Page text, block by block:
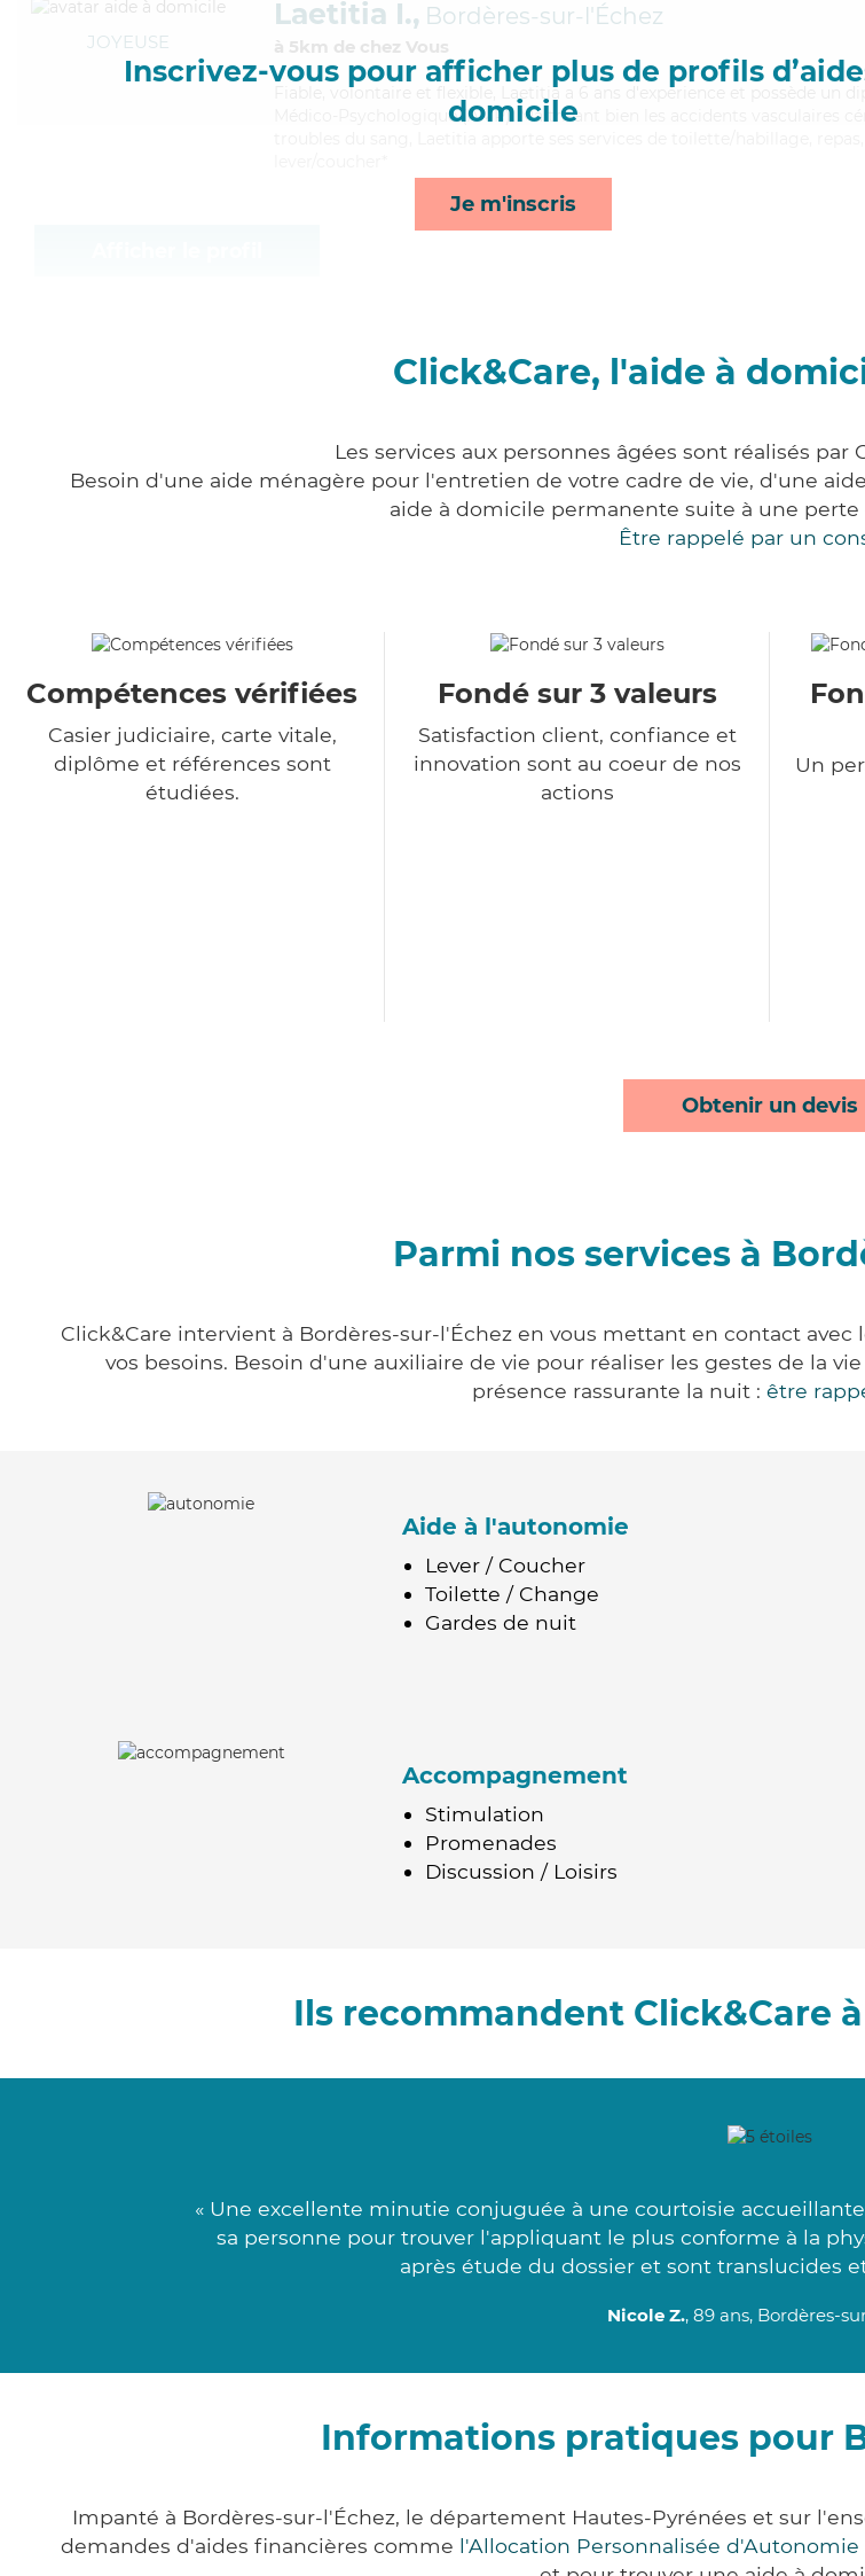
Inscrivez-vous pour afficher plus de profils
domicile
Je m'inscris
JOYEUSE
Laetitia I., Bordères-sur-l'Échez
à 5km de chez Vous
, volontaire et flexible, Laetitia a 6 ans d'expérience et possède un
Médico-Psychologique (AMP). Maitrisant bien les accidents vasculaires
Click&Care, l'aide à
Les services aux personnes âgées sont réalisés par
Besoin d'une aide ménagère pour l'entretien de votre cadre de vie, d'une
aide à domicile permanente suite à une
Être rappelé par un
Compétences vérifiées
Casier judiciaire, carte vitale,
diplôme et références sont
étudiées.
Fondé sur 3 valeurs
Satisfaction client, confiance et
innovation sont au coeur de nos
actions
Un
Obtenir un devis
Parmi nos services à
Click&Care intervient à Bordères-sur-l'Échez en vous mettant en contact
vos besoins. Besoin d'une auxiliaire de vie pour réaliser les gestes de la
présence rassurante la nuit : être
Aide à l'autonomie
Lever / Coucher
Toilette / Change
Gardes de nuit
Accompagnement
Stimulation
Promenades
Discussion / Loisirs
Ils recommandent Click&Care
« Une excellente minutie conjuguée à une courtoisie
sa personne pour trouver l'appliquant le plus conforme à la
après étude du dossier et sont translucides
Nicole Z., 89 ans, Bordères-
Informations pratiques pour
Impanté à Bordères-sur-l'Échez, le département Hautes-Pyrénées et sur
demandes d'aides financières comme l'Allocation Personnalisée d'Autonomie